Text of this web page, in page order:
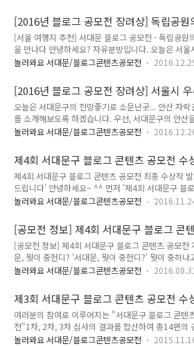
같았는데, 이 날은 일찍이 개방을 했더라고요~!! 아주
더니 사..
께 걸을 때면 집앞 정원을 산책하는 가족처럼 친근함이
니다. 튤립과 벚꽃이 활짝 피어있는 안산의 벚꽃동산에
안 떨어져 살다가 몸이 아파 귀국한 큰 딸아이와 마지
를 하였던 그 화사한 봄날의 그리움은 이제 저버린 꽃
새로운 생명으로 봄마다 피어나겠지요. 울창한 메타세
습니다. 푸른 하늘 속에서 흔들리는 나뭇잎과 초록의
어오는 바람 속에 오랜만에 무거운 마음을 내려 ..
[2016년 블로그 공모전 장려상] 독립공원
밤을 만나다
[서울 여행지 추천] 서대문 블로그 공모전 - 독립공원
을 만나다 안녕하세요? 자유분방입니다. 오늘은 서울
구 현저동 101번지 구 서울구치소 자리에 위치한 공안
제강점기에 의병투쟁, 3.1독립만세운동, 항일투쟁 등
되어 옥고를 치르다 순국한 선열들을 기리기 위하여 조
며, 특히 이곳 내에 위치한 서대문 형무소 역사관은 아
되돌아볼 수 있는 뜻깊고 중요한 장소입니다. 낮에 만
독립공원 서대문 독립공원의 경우 항상 개장이 되어있
산책을 위해 찾는 장소이기도 합니다. 역사관의 경우
여름철(3월~10월) 9시 30분 ~ ..
놀러와요 서대문/블로그콘텐츠공모전
[2016년 블로그 공모전 장려상] 서울시
망명소, 서대문구 안산 자락길 봉수대/안
길 전망대
오늘은 서대문구의 전망좋기로 소문난곳... 안산 자락
를 소개해보도록 하겠습니다. 우선, 서대문구의 안산
길은 여러곳이 있겠지만서도 저는 보편적으로 잘 알려
나와 뒤쪽으로 조금 내려오면 이진아 도서관으로 가는
보입니다. 이 표지판 쪽을 따라 걸어 올라가면... 오른편
문 형무소가 보이고 바로 서대문구립 '이진아 기념 도
옵니다. 이진아 기념 도서관은 미국 유학중 불의의 사
을 떠난 딸, 이진아양을 위해 이진아양 아버지의 기부...
번째 생일)에 개관한 서대문구립 도서관입니다. 시간
다면 이곳에 잠시 들려보는 것도..
놀러와요 서대문/블로그콘텐츠공모전
제4회 서대문구 블로그 콘텐츠 공모전 수
표! '축하드립니다'
제4회 서대문구 블로그 콘텐츠 공모전 최종 수상작
드립니다' 안녕하세요~ ^^ 먼저 '제4회 서대문구 블
공모전'에 참여해주신 모든 분들께 감사드립니다! 여러
었는데요. 기다리고 기다리던 공모전 결과를 알려드리
1차, 2차, 3차 심사 결과를 합산하여 최종 6편이 선정
서대문 곳곳의 모습을 정성가득 아름답게 표현해주
상작 지금 공개합니다~ 선정되신 분들 너무너무 축하
~^^ 제4회 서대문구 블로그 콘텐츠 공모전 수상작 ◆
가볼만한 곳] ◆우 수 상◆ · 역사 바로 알기, 서대문형
관 · 서울 여행의 필수코스, ..
놀러와요 서대문/블로그콘텐츠공모전
[공모전 정보] 제4회 서대문구 블로그 콘
모전 개최! 서대문, 뭣이 중헌디?
[공모전 정보] 제4회 서대문구 블로그 콘텐츠 공모전
문, 뭣이 중헌디? '서대문, 뭣이 중헌디?' 뭣이 중허냐
분이 찾아주세요!! ^^ 「제4회 서대문구 블로그 콘텐
숨은 곳, 맛집, 역사·문화 탐방 등 알릴 수 있는 기회랍
TONG지기가 자세히 알려드릴게요! 「제4회 서대문
콘텐츠 공모전」 참여 안내! ▶ 공모주제 - 서대문구의
현재 모습이 담긴 사진, 동영상 속 자신만의 이야기 -
숨은 명소, 맛집, 역사·문화탐방 후기, 축제 등 다양한
놀러와요 서대문/블로그콘텐츠공모전 2016.08.31
제3회 서대문구 블로그 콘텐츠 공모전 수
표 "모두 축하드려요"
여러분의 참여로 이루어지는 "서대문구 블로그 콘텐
전"1차, 2차, 3차 심사의 결과를 합산하여 총14편의
최종 6편이 선정되었어요~서대문을 사랑해주시는 여
놀러와요 서대문/블로그콘텐츠공모전